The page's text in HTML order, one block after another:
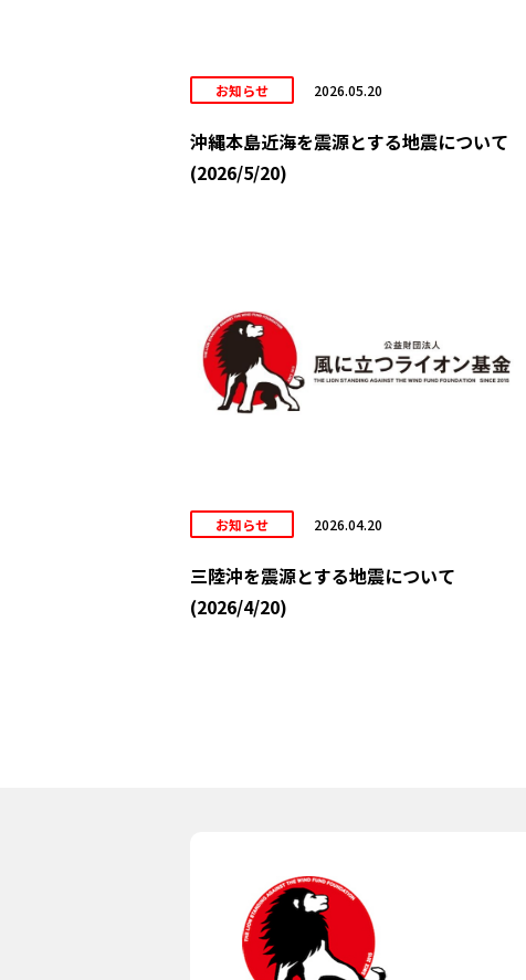
お知らせ 2026.05.20
沖縄本島近海を震源とする地震について
(2026/5/20)
お知らせ 2026.04.20
三陸沖を震源とする地震について
(2026/4/20)